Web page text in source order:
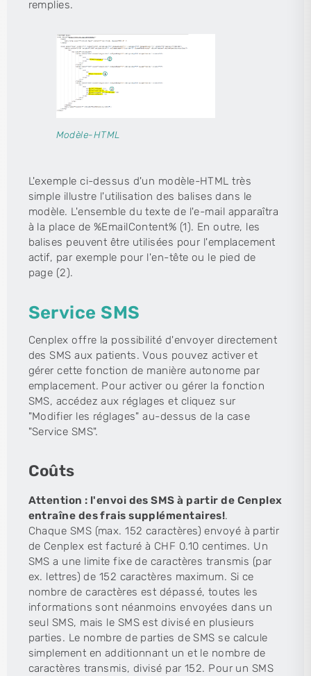
remplies.
Modèle-HTML
L'exemple ci-dessus d'un modèle-HTML très
simple illustre l'utilisation des balises dans le
modèle. L'ensemble du texte de l'e-mail apparaîtra
à la place de %EmailContent% (1). En outre, les
balises peuvent être utilisées pour l'emplacement
actif, par exemple pour l'en-tête ou le pied de
page (2).
Service SMS
Cenplex offre la possibilité d'envoyer directement
des SMS aux patients. Vous pouvez activer et
gérer cette fonction de manière autonome par
emplacement. Pour activer ou gérer la fonction
SMS, accédez aux réglages et cliquez sur
"Modifier les réglages" au-dessus de la case
"Service SMS".
Coûts
Attention : l'envoi des SMS à partir de Cenplex
entraîne des frais supplémentaires!.
Chaque SMS (max. 152 caractères) envoyé à partir
de Cenplex est facturé à CHF 0.10 centimes. Un
SMS a une limite fixe de caractères transmis (par
ex. lettres) de 152 caractères maximum. Si ce
nombre de caractères est dépassé, toutes les
informations sont néanmoins envoyées dans un
seul SMS, mais le SMS est divisé en plusieurs
parties. Le nombre de parties de SMS se calcule
simplement en additionnant un et le nombre de
caractères transmis, divisé par 152. Pour un SMS